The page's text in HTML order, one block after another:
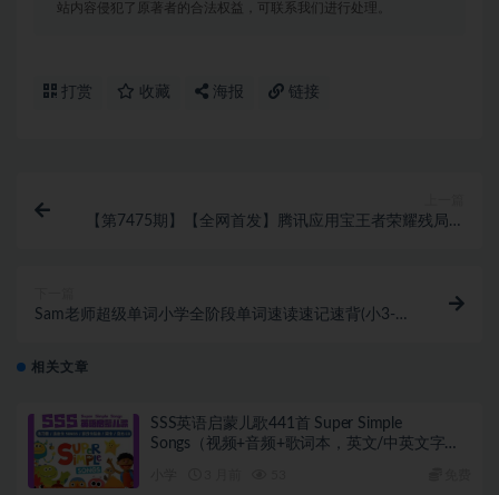
站内容侵犯了原著者的合法权益，可联系我们进行处理。
打赏 收藏 海报 链接
【第7475期】【全网首发】腾讯应用宝王者荣耀残局模
Sam老师超级单词小学全阶段单词速读速记速背(小3-6
相关文章
SSS英语启蒙儿歌441首 Super Simple
Songs（视频+音频+歌词本，英文/中英文字